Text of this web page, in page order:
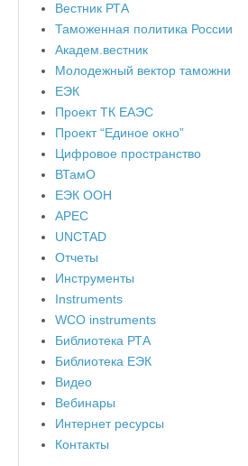
Вестник РТА
Таможенная политика России
Академ.вестник
Молодежный вектор таможни
ЕЭК
Проект ТК ЕАЭС
Проект “Единое окно”
Цифровое пространство
ВТамО
ЕЭК ООН
APEC
UNCTAD
Отчеты
Инструменты
Instruments
WCO instruments
Библиотека РТА
Библиотека ЕЭК
Видео
Вебинары
Интернет ресурсы
Контакты